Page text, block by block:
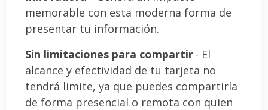
memorable con esta moderna forma de
presentar tu información.
Sin limitaciones para compartir- El
alcance y efectividad de tu tarjeta no
tendrá limite, ya que puedes compartirla
de forma presencial o remota con quien